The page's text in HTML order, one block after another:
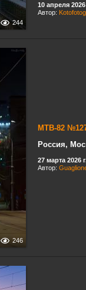
244
10 апреля 2026
Автор:
246
МТВ-82
Россия,
27 марта 2026
Автор: